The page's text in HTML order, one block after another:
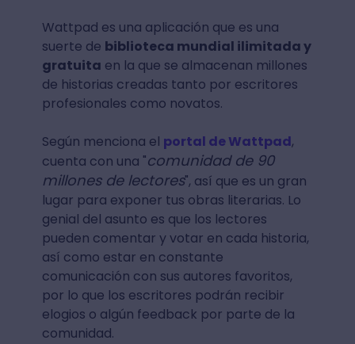
Wattpad es una aplicación que es una
suerte de biblioteca mundial ilimitada y
gratuita en la que se almacenan millones
de historias creadas tanto por escritores
profesionales como novatos.
Según menciona el portal de Wattpad,
cuenta con una "comunidad de 90
millones de lectores", así que es un gran
lugar para exponer tus obras literarias. Lo
genial del asunto es que los lectores
pueden comentar y votar en cada historia,
así como estar en constante
comunicación con sus autores favoritos,
por lo que los escritores podrán recibir
elogios o algún feedback por parte de la
comunidad.